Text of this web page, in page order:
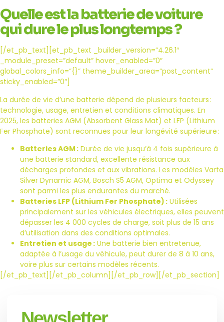
Quelle est la batterie de voiture
qui dure le plus longtemps ?
[/et_pb_text][et_pb_text _builder_version=”4.26.1″
_module_preset=”default” hover_enabled=”0″
global_colors_info=”{}” theme_builder_area=”post_content”
sticky_enabled=”0″]
La durée de vie d’une batterie dépend de plusieurs facteurs :
technologie, usage, entretien et conditions climatiques. En
2025, les batteries AGM (Absorbent Glass Mat) et LFP (Lithium
Fer Phosphate) sont reconnues pour leur longévité supérieure :
Batteries AGM : Durée de vie jusqu’à 4 fois supérieure à
une batterie standard, excellente résistance aux
décharges profondes et aux vibrations. Les modèles Varta
Silver Dynamic AGM, Bosch S5 AGM, Optima et Odyssey
sont parmi les plus endurantes du marché.
Batteries LFP (Lithium Fer Phosphate) : Utilisées
principalement sur les véhicules électriques, elles peuvent
dépasser les 4 000 cycles de charge, soit plus de 15 ans
d’utilisation dans des conditions optimales.
Entretien et usage : Une batterie bien entretenue,
adaptée à l’usage du véhicule, peut durer de 8 à 10 ans,
voire plus sur certains modèles récents.
[/et_pb_text][/et_pb_column][/et_pb_row][/et_pb_section]